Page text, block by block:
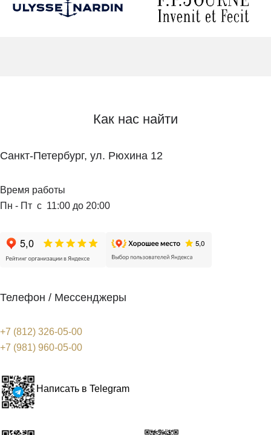
Как нас найти
Телефон / Мессенджеры
+7 (812) 326-05-00
+7 (981) 960-05-00
Написать в Telegram
Санкт-Петербург, ул. Рюхина 12
Время работы
Пн - Пт с 11:00 до 20:00